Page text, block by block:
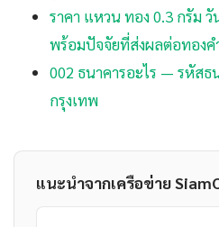
ราคา แหวน ทอง 0.3 กรัม
พร้อมปัจจัยที่ส่งผลต่อทองค
002 ธนาคารอะไร — รหัสธ
กรุงเทพ
แนะนำจากเครือข่าย